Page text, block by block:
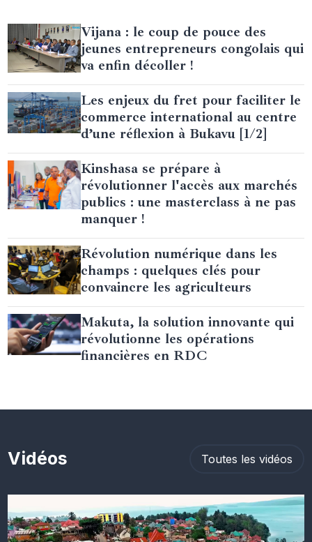
Vijana : le coup de pouce des
jeunes entrepreneurs congolais qui
va enfin décoller !
Les enjeux du fret pour faciliter le
commerce international au centre
d’une réflexion à Bukavu [1/2]
Kinshasa se prépare à
révolutionner l'accès aux marchés
publics : une masterclass à ne pas
manquer !
Révolution numérique dans les
champs : quelques clés pour
convaincre les agriculteurs
Makuta, la solution innovante qui
révolutionne les opérations
financières en RDC
Vidéos Toutes les vidéos